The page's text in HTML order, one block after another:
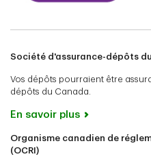
Société d'assurance-dépôts
Vos dépôts pourraient être
dépôts du Canada.
En savoir plus
Organisme canadien de
(OCRI)